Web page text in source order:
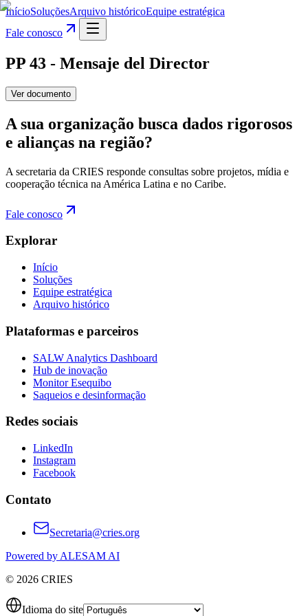
InícioSoluçõesArquivo históricoEquipe estratégica
Fale conosco
PP 43 - Mensaje del Director
Ver documento
A sua organização busca dados rigorosos
e alianças na região?
A secretaria da CRIES responde consultas sobre projetos, mídia e
cooperação técnica na América Latina e no Caribe.
Fale conosco
Explorar
Início
Soluções
Equipe estratégica
Arquivo histórico
Plataformas e parceiros
SALW Analytics Dashboard
Hub de inovação
Monitor Esequibo
Saqueios e desinformação
Redes sociais
LinkedIn
Instagram
Facebook
Contato
Secretaria@cries.org
Powered by ALESAM AI
© 2026 CRIES
Idioma do site